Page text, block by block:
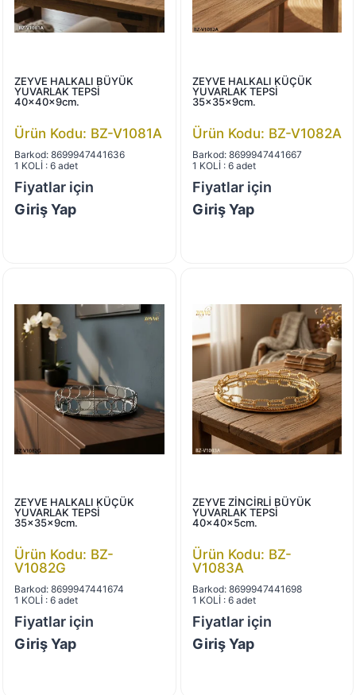
ZEYVE HALKALI BÜYÜK
YUVARLAK TEPSİ
40x40x9cm.
Ürün Kodu: BZ-V1081A
Barkod: 8699947441636
1 KOLİ : 6 adet
Fiyatlar için
Giriş Yap
ZEYVE HALKALI KÜÇÜK
YUVARLAK TEPSİ
35x35x9cm.
Ürün Kodu: BZ-V1082A
Barkod: 8699947441667
1 KOLİ : 6 adet
Fiyatlar için
Giriş Yap
ZEYVE HALKALI KÜÇÜK
YUVARLAK TEPSİ
35x35x9cm.
Ürün Kodu: BZ-
V1082G
Barkod: 8699947441674
1 KOLİ : 6 adet
Fiyatlar için
Giriş Yap
ZEYVE ZİNCİRLİ BÜYÜK
YUVARLAK TEPSİ
40x40x5cm.
Ürün Kodu: BZ-
V1083A
Barkod: 8699947441698
1 KOLİ : 6 adet
Fiyatlar için
Giriş Yap